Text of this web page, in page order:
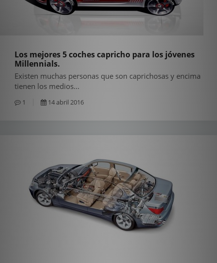
Los mejores 5 coches capricho para los jóvenes
Millennials.
Existen muchas personas que son caprichosas y encima
tienen los medios...
1 14 abril 2016